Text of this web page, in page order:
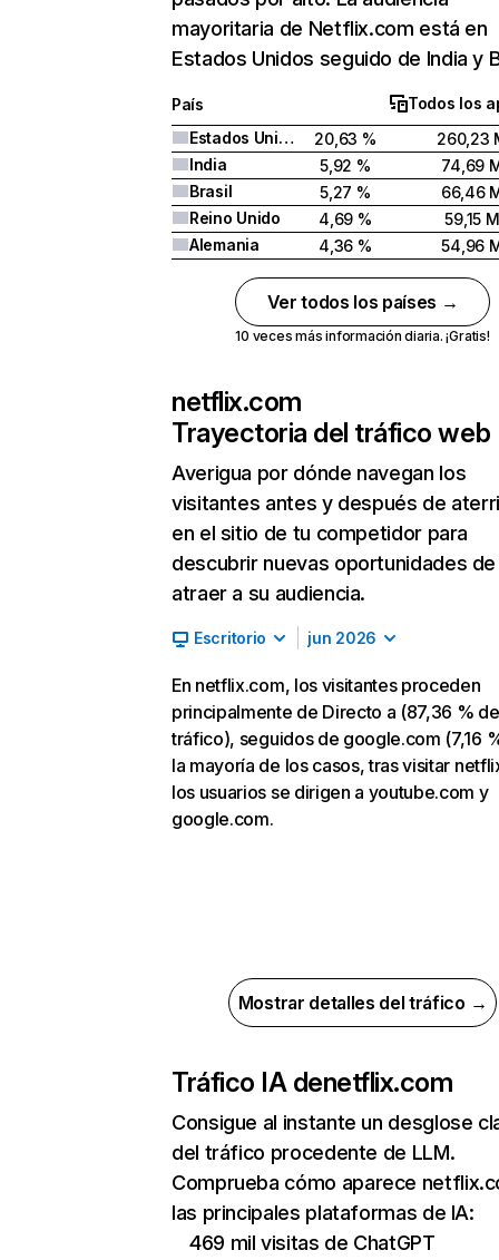
mayoritaria de Netflix.com está en
Estados Unidos seguido de India y
País
Todos los
Estados Unidos
20,63 %
260,23
India
5,92 %
74,69
Brasil
5,27 %
66,46
Reino Unido
4,69 %
59,15 M
Alemania
4,36 % 54,96
Ver todos los países →
10 veces más información diaria. ¡Gratis!
netflix.com
Trayectoria del tráfico web
Averigua por dónde navegan los
visitantes antes y después de
en el sitio de tu competidor para
descubrir nuevas oportunidades de
atraer a su audiencia.
Escritorio jun 2026
En netflix.com, los visitantes proceden
principalmente de Directo a (87,36 % de
tráfico), seguidos de google.com (7,16
la mayoría de los casos, tras visitar
los usuarios se dirigen a youtube.com y
google.com.
Mostrar detalles del tráfico →
Tráfico IA denetflix.com
Consigue al instante un desglose
del tráfico procedente de LLM.
Comprueba cómo aparece
las principales plataformas de IA:
469 mil visitas de ChatGPT